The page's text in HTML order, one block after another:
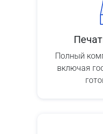
Полный
включая